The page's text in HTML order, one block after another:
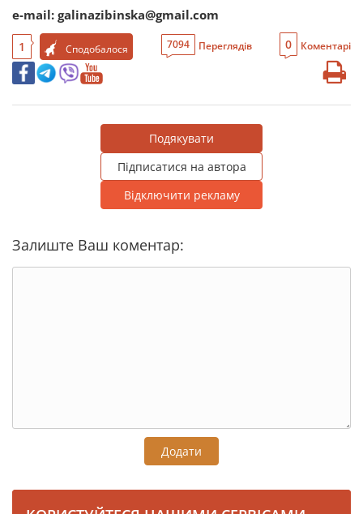
e-mail: galinazibinska@gmail.com
1 Сподобалося 7094 Переглядів 0 Коментарі
Подякувати
Підписатися на автора
Відключити рекламу
Залиште Ваш коментар:
Додати